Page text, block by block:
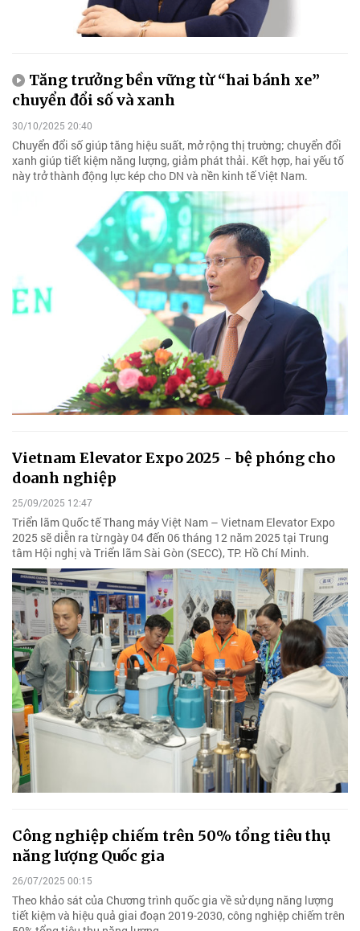
Tăng trưởng bền vững từ “hai bánh xe”
chuyển đổi số và xanh
30/10/2025 20:40
Chuyển đổi số giúp tăng hiệu suất, mở rộng thị trường; chuyển đổi
xanh giúp tiết kiệm năng lượng, giảm phát thải. Kết hợp, hai yếu tố
này trở thành động lực kép cho DN và nền kinh tế Việt Nam.
Vietnam Elevator Expo 2025 - bệ phóng cho
doanh nghiệp
25/09/2025 12:47
Triển lãm Quốc tế Thang máy Việt Nam – Vietnam Elevator Expo
2025 sẽ diễn ra từ ngày 04 đến 06 tháng 12 năm 2025 tại Trung
tâm Hội nghị và Triển lãm Sài Gòn (SECC), TP. Hồ Chí Minh.
Công nghiệp chiếm trên 50% tổng tiêu thụ
năng lượng Quốc gia
26/07/2025 00:15
Theo khảo sát của Chương trình quốc gia về sử dụng năng lượng
tiết kiệm và hiệu quả giai đoạn 2019-2030, công nghiệp chiếm trên